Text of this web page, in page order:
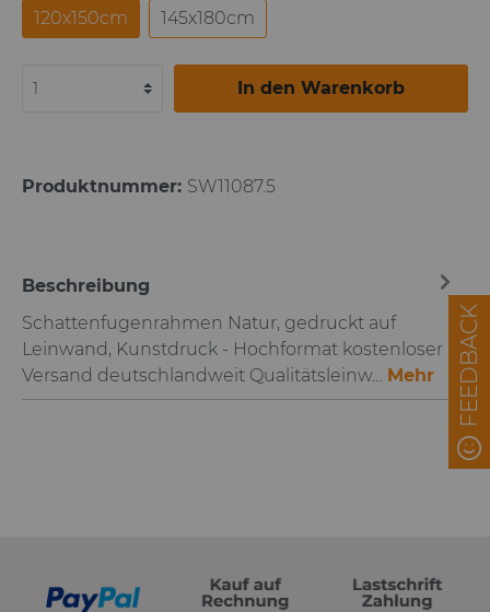
FEEDBACK
120x150cm 145x180cm
In den Warenkorb
Produktnummer: SW11087.5
Beschreibung
Schattenfugenrahmen Natur, gedruckt auf
Leinwand, Kunstdruck - Hochformat kostenloser
Versand deutschlandweit Qualitätsleinw… Mehr